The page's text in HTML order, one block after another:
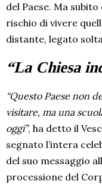
del Paese. Ma
rischio di vivere
distante, legato
“La Chiesa
“Questo Paese non
visitare, ma una
oggi”, ha detto il
segnato l’intera
del suo messaggio
processione del